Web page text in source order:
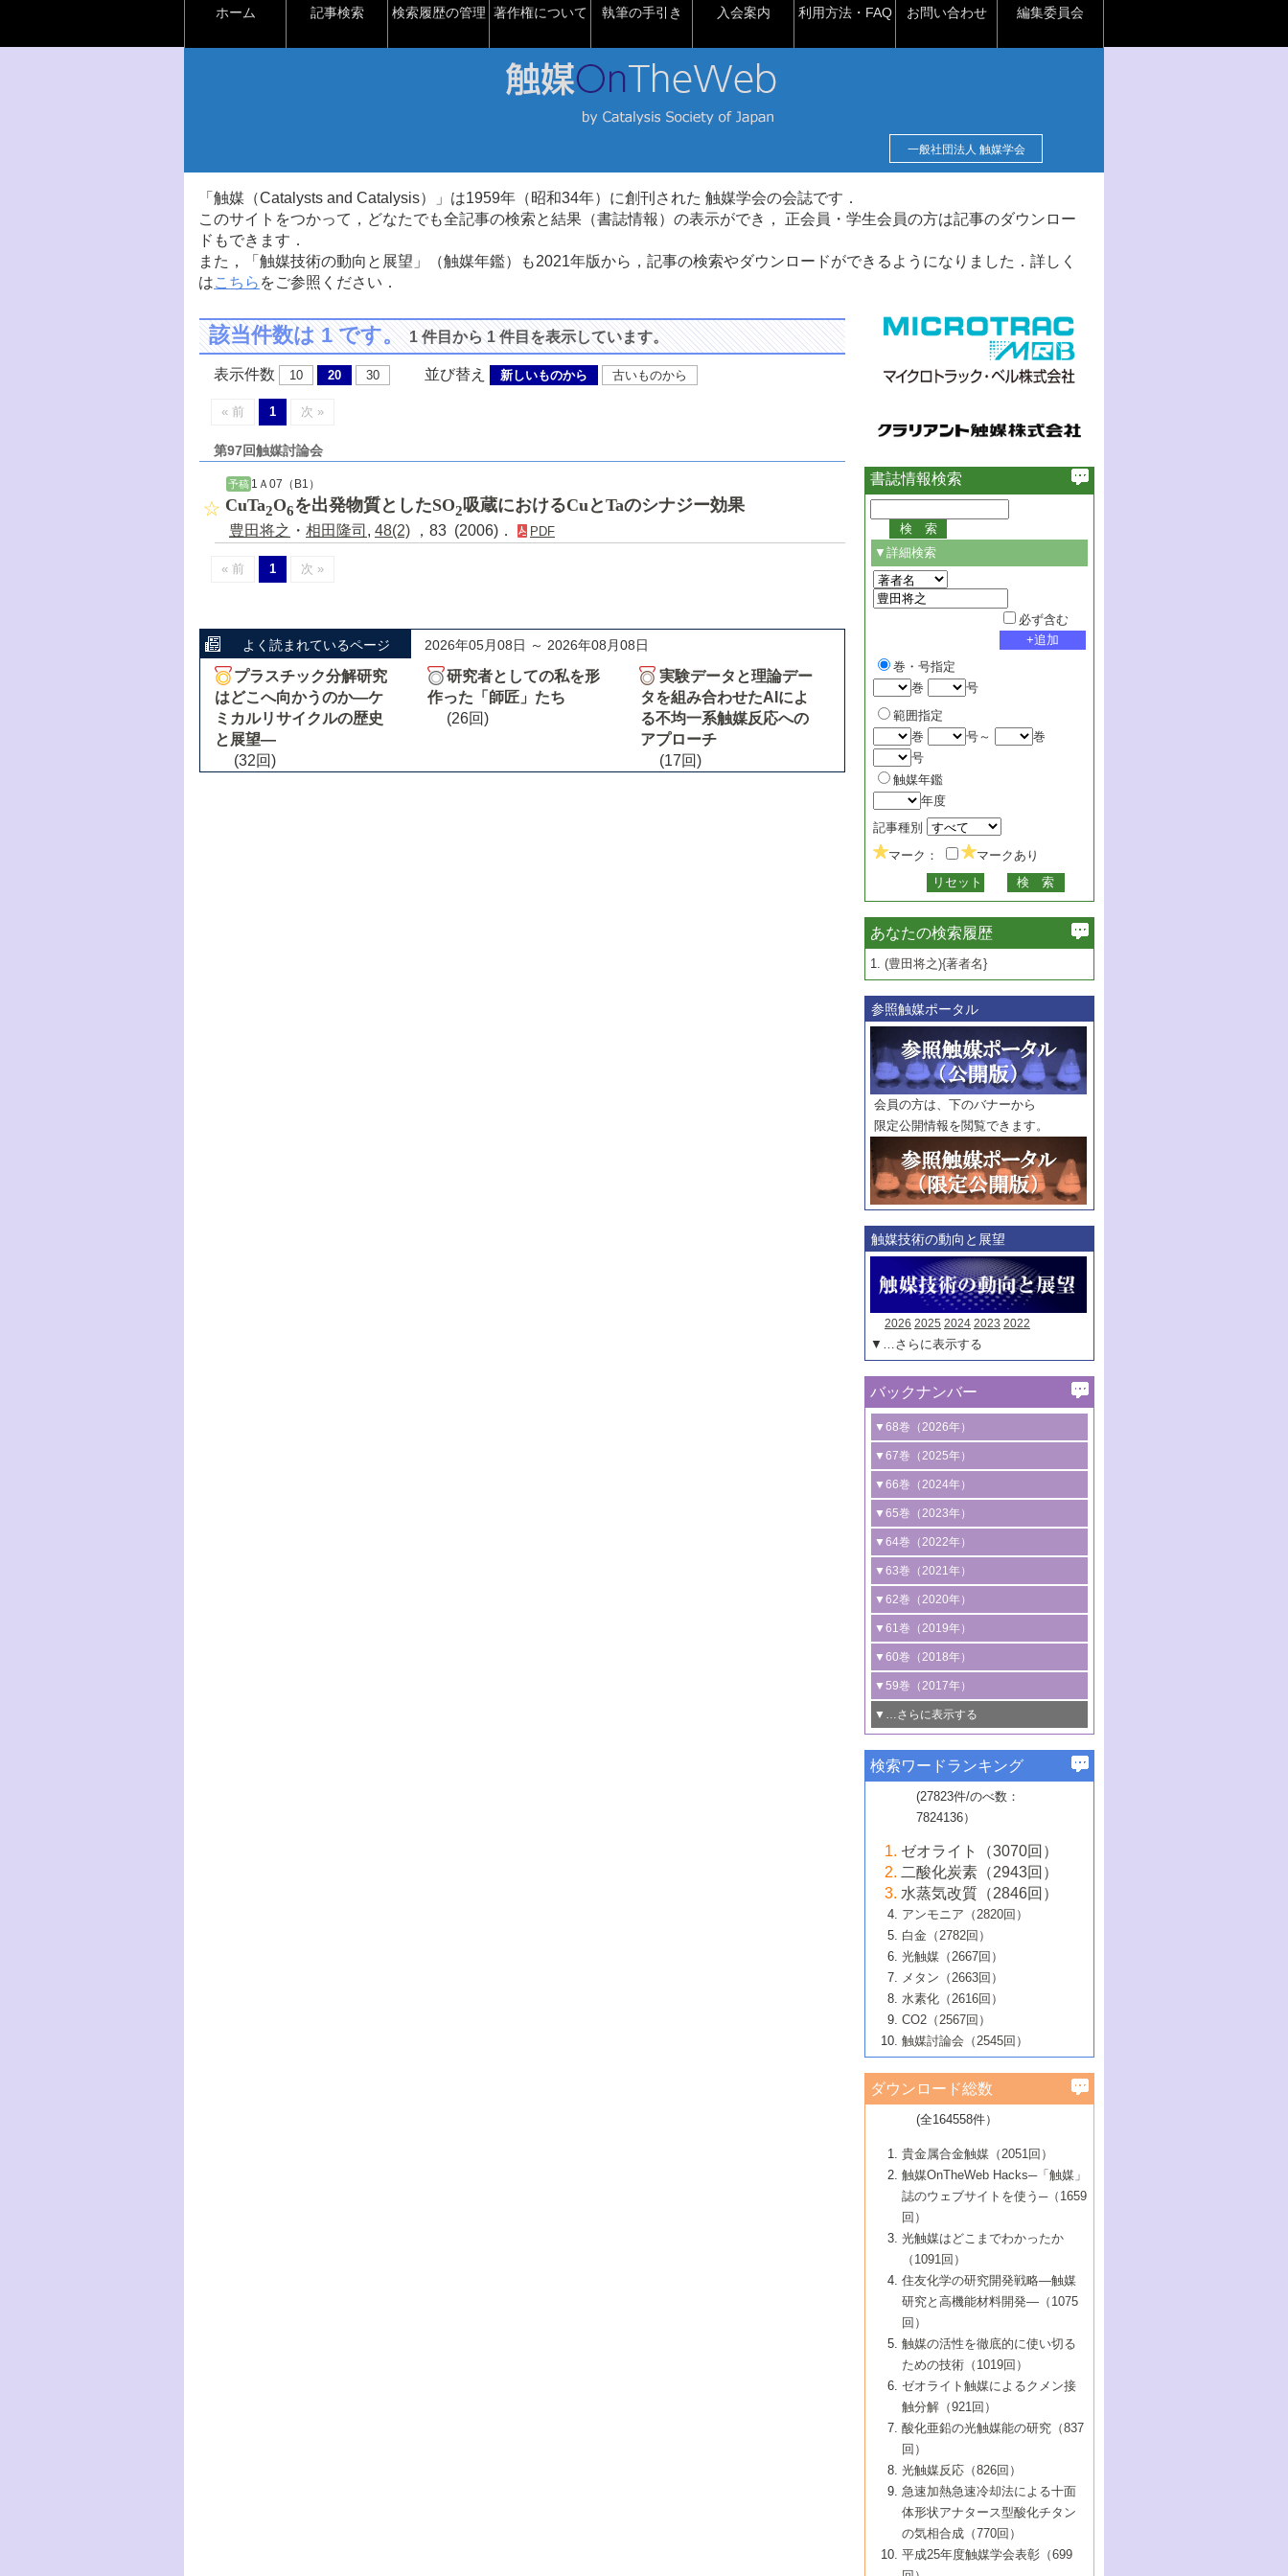
ホーム 記事検索 検索履歴の管理 著作権について 執筆の手引き 入会案内 利用方法・FAQ お問い合わせ 編集委員会
一般社団法人 触媒学会
「触媒（Catalysts and Catalysis）」は1959年（昭和34年）に創刊された 触媒学会の会誌です．
このサイトをつかって，どなたでも全記事の検索と結果（書誌情報）の表示ができ， 正会員・学生会員の方は記事のダウンロー
ドもできます．
また，「触媒技術の動向と展望」（触媒年鑑）も2021年版から，記事の検索やダウンロードができるようになりました．詳しく
はこちら をご参照ください．
該当件数は 1 です。1 件目から 1 件目を表示しています。
表示件数 10 20 30 並び替え 新しいものから 古いものから
« 前 1 次 »
第97回触媒討論会
予稿 1Ａ07（B1）
CuTa2O6を出発物質としたSO2 吸蔵におけるCuとTaのシナジー効果
豊田将之 ・ 相田隆司 , 48(2) ，83 (2006)． PDF
« 前 1 次 »
よく読まれているページ 2026年05月08日 ～ 2026年08月08日
プラスチック分解研究
はどこへ向かうのか―ケ
ミカルリサイクルの歴史
と展望―
(32回)
研究者としての私を形
作った「師匠」たち
(26回)
実験データと理論デー
タを組み合わせたAIによ
る不均一系触媒反応への
アプローチ
(17回)
書誌情報検索
▼詳細検索
必ず含む
巻・号指定
巻
号
範囲指定
巻
号～
巻
号
触媒年鑑
年度
記事種別
マーク：
マークあり
あなたの検索履歴
1. (豊田将之){著者名}
参照触媒ポータル
会員の方は、下のバナーから
限定公開情報を閲覧できます。
触媒技術の動向と展望
2026 2025 2024 2023 2022
▼…さらに表示する
バックナンバー
▼68巻（2026年）
1号 過酸化水素合成に関する研究動向
2号 コンピューター技術により加速する
触媒開発
3号 有機分子変換やCO 資源化のための
光触媒に関する最近の研究
B号 第137回触媒討論会（2026年）
▼67巻（2025年）
1号 CO
水素化によるグリーン燃料/グリ
ーンケミカル製造
2号 水素製造のための水分解技術に関す
る最近の研究
3号 オレフィン系樹脂の精密合成に関す
る最新技術
4号 アルコール類の効率的変換を実現す
る非貴金属触媒の研究動向
5号 ゼオライトの合成と応用における研
究動向
6号 ヘテロ接合界面
B号 第135回触媒討論会（2025年）
▼66巻（2024年）
1号 低次元ナノ構造を有する触媒材料
2号 規制反応場を活用した固体触媒研究
の新展開
3号 未踏分子変換を目指した酸化触媒プ
ロセスの最前線
4号 シンクロトロン放射光および中性子
線を利用した触媒解析技術の最先端
5号 単原子触媒
6号 参照触媒委員会からのお知らせ
B号 第133回触媒討論会（2023年）
▼65巻（2023年）
1号 炭素が関わる触媒機能
2号 プラスチックケミカルリサイクルの
ための触媒技術
3号 非酸化物系金属化合物を基盤とした
触媒材料の開発
4号 格子酸素・格子酸素欠陥を利用した
触媒反応
5号 生体触媒によるエネルギー変換反応
6号 窒素とリンの循環のための触媒・機
能性材料
▼64巻（2022年）
1号 合成ガス製造とCOを用いるケミカル
ズ合成の最新動向
2号 化学品合成のための合金触媒開発
3号 CO の排出削減および有効活用のた
めの触媒技術
4号 若手による情報発信企画～とびたて
若き触媒の研究者たち～（1）
若き触媒の研究者たち～（2）
6号 石油のノーブル・ユースを志向した
触媒技術
大学：オンライン・対面開催）
▼63巻（2021年）
1号 金触媒の新展開
2号 ペロブスカイト
3号 特殊反応場を利用した触媒的分子変
換反応
4号 多孔質材料を用いた触媒の新展開
5号 情報学的手法を用いた触媒開発
6号 カーボンニュートラルに向けた電解
技術
B号 第127回触媒討論会（2021年・オン
ライン開催(Zoom)のみ）
▼62巻（2020年）
1号 触媒設計を拓く欠陥構造のキャラク
タリゼーション
2号 機能化学品製造に資するクリーンな
触媒的酸化反応
3号 水処理のための触媒化学
4号 光触媒を用いた水分解の最新の研究
動向
5号 次世代の触媒プロセスを支えるマイ
6号 メタン転換技術の最新動向
B号 第125回触媒討論会（2020年・工学
院大学）
▼61巻（2019年）
1号 物質移動制御に着目した触媒プロセ
ス開発
2号 CO2 フリー水素サプライチェーンに
関わる触媒開発動向
3号 精密高分子合成に関する最近の研究
動向
4号 バイオマス化成品製造のための触媒
5号 固体触媒による含窒素有機化合物変
換の最前線
6号 貴金属使用量低減に向けた自動車排
ガス浄化触媒の開発
B号 第123回触媒討論会（2019年・大阪
▼60巻（2018年）
1号 固体酸触媒の最新の研究動向
2号 二酸化炭素からの有用化学品合成
3号 ナノ粒子・クラスター触媒の最前線
4号 60周年記念企画
5号 進化するゼオライト合成技術
6号 非貴金属系触媒における電気化学的
B号 第121回触媒討論会（2018年・東京
大学）
▼59巻（2017年）
1号 いたるところに，触媒
最先端技術
3号 無機分離膜材料の開発と触媒反応プ
ロセスへの適用
5号 水素のふるまいを解き明かす最先端
研究
6号 低級アルカンの有効利用のための触
媒技術
B号 第119回触媒討論会（2017年・首都
大学東京）
▼…さらに表示する
1号 ユニークな構造の高分子を生み出す触
2号 リグニンからの化成品製造に向けた触
媒技術
3号 触媒研究の最先端～とびたて若き研究
者たち～（1）
4号 触媒研究の最先端～とびたて若き研究
者たち～（2）
5号 触媒研究の最先端～とびたて若き研究
者たち～（3）
6号 イオニクス材料と燃料電池・電解合成
の最新の研究動向
B号 第117回触媒討論会（2016年・大阪府
立大学）
▼57巻（2015年）
1号 水素キャリアにかかわる触媒技術の新
2号 石油精製用触媒の最近の進展
3号 固体酸化物形燃料電池（SOFC）におけ
るアノード触媒上での燃料直接改質技術
4号 コアシェル構造の制御による触媒機能
5号 工業触媒およびその周辺技術の最近の
進歩
6号 ナノシート
B号 第115回触媒討論会（2015年・成蹊大
▼56巻（2014年）
2号 光触媒反応機構に関する最新の研究動
向
開発動向
4号 人工光合成に向けた近年のアプローチ
5号 未利用熱エネルギーの有効活用に貢献
する触媒技術
6号 ポリオキソメタレート
B号 第113回触媒討論会（2014年・ロワジ
ールホテル豊橋）
1号 高耐久性燃料電池システム用触媒にお
ける新展開
2号 リビングラジカル重合の最近の動向
3号 天然ガスの化学工業的展開に関する触
媒技術
4号 貴金属触媒の精密構造制御とその活用
5号 バイオマス化成品製造のための固体触
6号 ナノ空間─吸着状態解析から新機能開拓
B号 第111回触媒討論会（2013年・関西大
▼54巻（2012年）
1号 規則性多孔体の利用技術における最近
の進歩
2号 第109回触媒討論会
3号 貴金属低減技術の最新動向
4号 貴金属代替技術の最新動向
5号 光触媒による物質変換反応の新展開
6号 グラフェン
7号 水素を利用する化成品合成の新潮流
▼53巻（2011年）
1号 金属学から見る合金触媒の新展開
2号 第107回触媒討論会
3号 触媒のその場観察法の進歩（１）
4号 触媒のその場観察法の進歩（２）
5号 不活性結合の触媒的活性化による有機
合成
6号 新しい固体酸触媒技術
7号 ゼオライト合成における最近の進歩
▼52巻（2010年）
1号 触媒の劣化対策と長寿命触媒開発
2号 第105回触媒討論会
3号 ナノ構造が拓く新機能
4号 活性サイトおよびその環境の精密な設
計による触媒の高機能化
5号 触媒を有効に使うための技術
7号 有機分子触媒による精密有機合成
8号 高機能化ポリオレフィンに向けた重合
触媒の最近の進展
1号 炭素材料－熱い注目を集める材料－
2号 第103回触媒討論会
3号 環境浄化用光触媒の現状と課題
4号 水素社会の実現に向けた水素製造・貯
蔵技術の進歩
5号 CO2が関わる触媒・材料
7号 持続可能社会実現のための触媒および
触媒関連技術
▼50巻（2008年）
1号 触媒化学と学会のこの10年，半世紀，
そして未来
2号 第101回触媒討論会
4号 錯体を利用したユニークな表面構造の
構築と機能
5号 若手会員による触媒研究の未来展望1：
企業編
6号 第102回触媒討論会
7号 触媒・化学反応における計算化学の進
8号 若手研究者による触媒研究の未来展望
2：大学・研究所編
▼49巻（2007年）
1号 含フッ素化合物の合成と触媒
2号 第99回触媒討論会
3号 実用的ファインケミカル合成プロセス
を実現する触媒
5号 こんな物質，あんな物質―新たな触媒
の可能性―
7号 『結晶の化学』を活かした触媒研究
8号 イオン液体の応用
▼48巻（2006年）
1号 固体酸触媒の最近の進歩
2号 第97回触媒討論会
3号 リビング重合触媒の最近の展開
5号 水素製造・貯蔵のための触媒技術の新
しい展開
6号 第98回触媒討論会
7号 基礎化学品製造の触媒技術
8号 多機能型リアクター
1号 最近の触媒担体とその効果
2号 第95回触媒討論会
4号 水分解用光触媒材料
5号 時間分解分光の進歩と応用
6号 第96回触媒討論会
8号 超臨界流体を用いた化学プロセスの新
▼46巻（2004年）
1号 部分酸化反応触媒の最前線
2号 第93回触媒討論会
3号 特殊エネルギー場の触媒反応
4号 生体内における金属の触媒作用
5号 ファインケミカルズの展開に寄与する
6号 第94回触媒討論会
7号 サブナノレベルでみた新しい表面現象
8号 オレフィン重合触媒の新たな展
▼45巻（2003年）
1号 なぜこの触媒が良いのか？
2号 第91回触媒討論会
3号 最近の自動車排ガス処理技術
4号 触媒研究の現状と将来─第90回触媒討論
5号 基礎化学品製造の触媒技術
6号 第92回触媒討論会
7号 基礎化学品製造の触媒技術
8号 資源の循環と触媒技術
▼44巻（2002年）
1号 高次制御された触媒の化学
2号 第89回触媒討論会
3号 触媒を利用した電気化学の新展開
4号 ナノ材料の調製と機能化
5号 こんな触媒が欲しい
6号 第90回触媒討論会
7号 触媒研究と学術雑誌/情報
8号 若い世代からみた触媒化学の現状と未
▼43巻（2001年）
1号 グリーンケミストリーと触媒
2号 第87回触媒討論会特集号
3号 生体触媒とバイオプロセス
4号 水素製造・利用の触媒化学
5号 触媒研究における新しい切り口：コン
ビナトリアルケミストリー
6号 第88回触媒討論会特集号
7号 企業における触媒研究のブレークスル
8号 この材料を触媒として使ってみません
▼42巻（2000年）
1号 触媒反応工学の明日を拓く
2号 第85回触媒討論会
3号 反応ダイナミクス
5号 触媒のおもしろさをどのように伝える
6号 第86回触媒討論会
7号 水素化精製触媒の新しい展開
8号 新しい反応性と機能性を目指した金属
クラスタ-化学
▼41巻（1999年）
1号 孔、穴、あな?-特異な空間とその利用-
2号 第83回触媒討論会
3号 均一系触媒反応最前線
4号 実用炭素材料の新展開
5号 研究の方法論を考える
7号 機能性金属材料と触媒
8号 触媒研究へのNMRの応用と展望
▼40巻（1998年）
進展と21世紀への提言/創立40周年記念・触
媒学会この10年の歩みとこれから/創立40周
2号 第81回触媒討論会
3号 計算機触媒化学へのさそい
4号 触媒劣化の制御と予測
5号 最新の実用プロセスと触媒
6号 第82回触媒討論会
7号 ナノ構造体の化学
8号 あの反応は今
1号 均一系と不均一系触媒反応-その特徴と
接点
2号 第79回触媒討論会
3号 最新NO除去触媒の実用化研究
4号 新しい反応場を目指した触媒調製
5号 反応・分離技術の新しい展開
6号 第80回触媒討論会
8号 AFMでみる世界
▼38巻（1996年）
1号 触媒の構造と触媒作用/C1化学を中心と
する21世紀への触媒
3号 オリンピックメダル:金・銀・銅はどん
な触媒作用を示すか
4号 触媒作用における機能の複合化
5号 未来を拓け！若手研究者
6号 第78回触媒討論会
7号 ダイナミックな領域への触媒研究の展
開/C1化学を中心とする21世紀への触媒
▼37巻（1995年）
1号 ファインケミカルズと固体触媒
2号 第75回触媒討論会
3号 希土類を利用した触媒
4号 触媒とリサイクル
5号 エネルギー変換触媒
6号 第76回触媒討論会
7号 表面吸着相の新しい展開
8号 マイクロポーラス・クリスタル触媒の
▼36巻（1994年）
1号 電気化学と触媒
2号 第73回触媒討論会
3号 C4化学の展開
4号 《通常号》
5号 《通常号》
6号 第74回触媒討論会
▼35巻（1993年）
1号 工業触媒開発マニュアル―探索から工
業化まで
2号 第71回触媒討論会
3号 研究開発のうらおもて―着想と展開
4号 触媒劣化と寿命の予測
5号 環境に優しい触媒
▼34巻（1992年）
1号 インパクトを与えたこの研究
2号 第69回触媒討論会
3号 ケミカルズ合成触媒―新しい展開と応
▼33巻（1991年）
1号 触媒プロセス開発マニュアル―探索か
ら工業化まで，知っておきたいこと PartII
2号 第67回触媒討論会
▼32巻（1990年）
1号 21世紀に向けて触媒研究の飛躍をめざ
す―触媒化学の裾野を広げよう
2号 第65回触媒討論会
▼31巻（1989年）
1号 情報科学と反応設計・材料設計
▼30巻（1988年）
検索ワードランキング
(27823件/のべ数：
7824136）
ゼオライト（3070回）
二酸化炭素（2943回）
水蒸気改質（2846回）
アンモニア（2820回）
白金（2782回）
光触媒（2667回）
メタン（2663回）
水素化（2616回）
CO2（2567回）
触媒討論会（2545回）
ダウンロード総数
(全164558件）
貴金属合金触媒（2051回）
触媒OnTheWeb Hacks─「触媒」
誌のウェブサイトを使う─（1659
回）
光触媒はどこまでわかったか
（1091回）
住友化学の研究開発戦略―触媒
研究と高機能材料開発―（1075
回）
触媒の活性を徹底的に使い切る
ための技術（1019回）
ゼオライト触媒によるクメン接
触分解（921回）
酸化亜鉛の光触媒能の研究（837
回）
光触媒反応（826回）
急速加熱急速冷却法による十面
体形状アナタース型酸化チタン
の気相合成（770回）
平成25年度触媒学会表彰（699